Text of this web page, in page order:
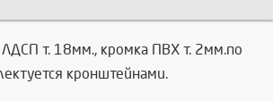
т. 18мм., кромка ПВХ т. 2мм.по
кронштейнами.